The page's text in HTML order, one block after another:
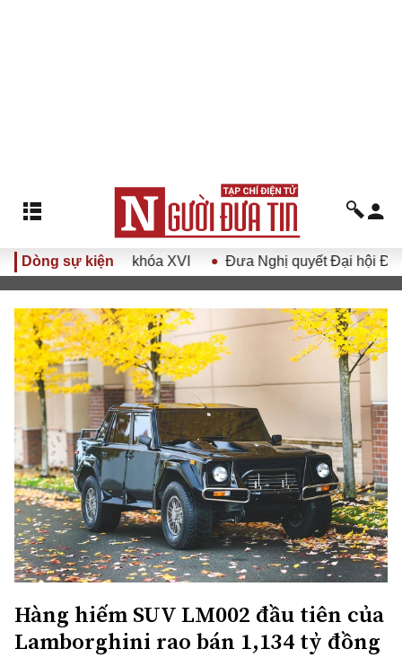
Dòng sự kiện
khóa XVI Đưa Nghị quyết Đại hội Đảng XIV vào cuộc
Hàng hiếm SUV LM002 đầu tiên của
Lamborghini rao bán 1,134 tỷ đồng